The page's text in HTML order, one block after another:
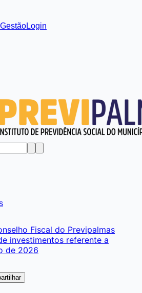
Login
Fiscal do Previpalmas
investimentos referente a
de 2026